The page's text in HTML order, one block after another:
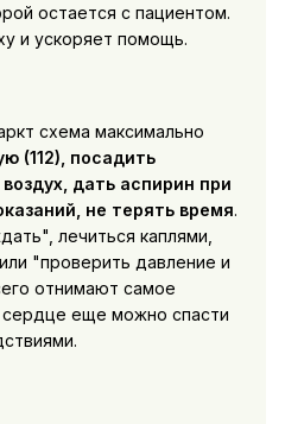
остается с пациентом.
и ускоряет помощь.
схема максимально
(112), посадить
дать аспирин при
не терять время.
лечиться каплями,
"проверить давление и
отнимают самое
еще можно спасти